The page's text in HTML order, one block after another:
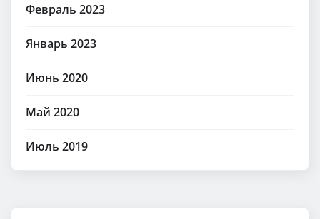
Февраль 2023
Январь 2023
Июнь 2020
Май 2020
Июль 2019